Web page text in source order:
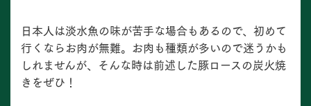
日本人は淡水魚の味が苦手な場合もあるので、初めて
行くならお肉が無難。お肉も種類が多いので迷うかも
しれませんが、そんな時は前述した豚ロースの炭火焼
きをぜひ！